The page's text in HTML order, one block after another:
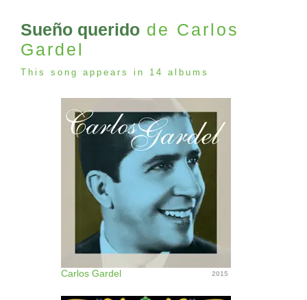
Sueño querido de Carlos
Gardel
This song appears in 14 albums
Carlos Gardel 2015